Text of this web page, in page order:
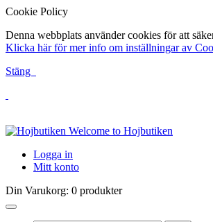
Cookie Policy
Denna webbplats använder cookies för att
Klicka här för mer info om inställningar av
Stäng
Welcome to Hojbutiken
Logga in
Mitt konto
Din Varukorg: 0 produkter